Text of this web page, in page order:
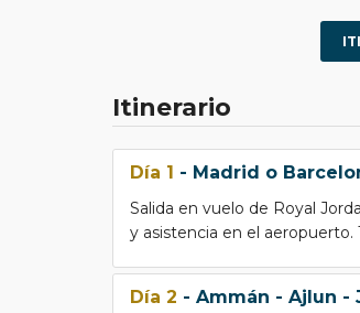
Itinerario
Día 1 - Madrid o
Salida en vuelo de Royal
y asistencia en el aeropuerto.
Día 2 - Ammán - Ajlun -